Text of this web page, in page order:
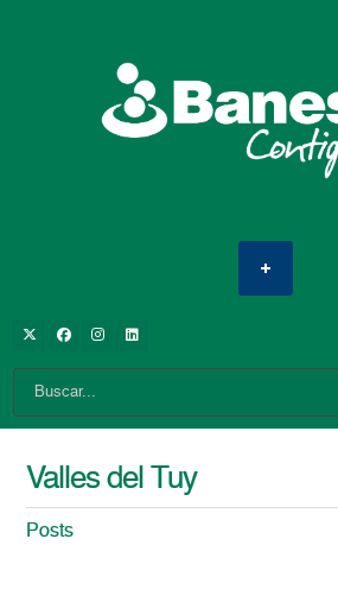
Valles del Tuy
Posts